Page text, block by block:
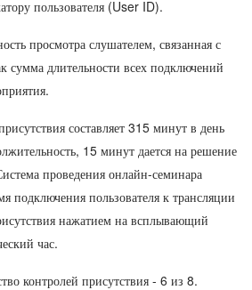
пользователя (User ID).
просмотра слушателем, связанная с
сумма длительности всех подключений
составляет 315 минут в день
15 минут дается на решение
проведения онлайн-семинара
подключения пользователя к трансляции
нажатием на всплывающий
час.
контролей присутствия - 6 из 8.